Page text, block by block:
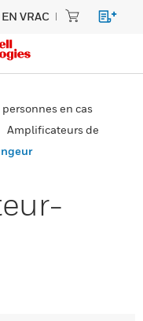
VRAC
en cas
Amplificateurs de